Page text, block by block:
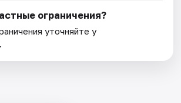
ограничения?
уточняйте у